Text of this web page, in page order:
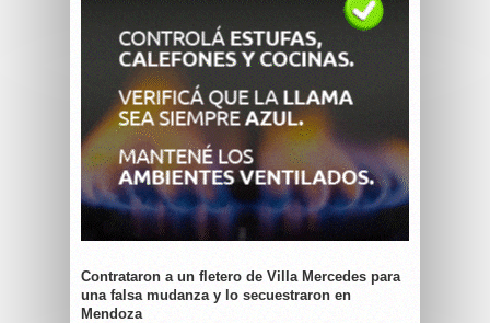
Contrataron a un fletero de Villa Mercedes para
una falsa mudanza y lo secuestraron en
Mendoza